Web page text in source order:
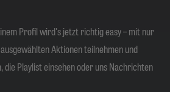
Profil wird's jetzt richtig easy – mit nur
Aktionen teilnehmen und
die Playlist einsehen oder uns Nachrichten